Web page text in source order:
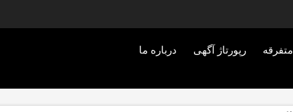
متفرقه رپورتاژ آگهی
درباره ما